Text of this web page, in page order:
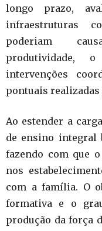
longo prazo,
infraestruturas
poderiam
produtividade,
intervenções
pontuais
Ao estender a
de ensino integral
fazendo com que
nos
com a família. O
formativa e o
produção da força